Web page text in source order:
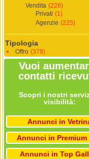
Vendita (226)
Privati (1)
Agenzie (225)
Tipologia
Offro (378)
Vuoi
contatti
Scopri i nostri
visibilità:
Annunci in
Annunci in
Annunci in Top